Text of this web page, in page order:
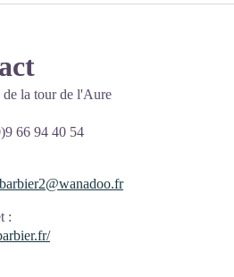
de la tour de l'Aure
66 94 40 54
: